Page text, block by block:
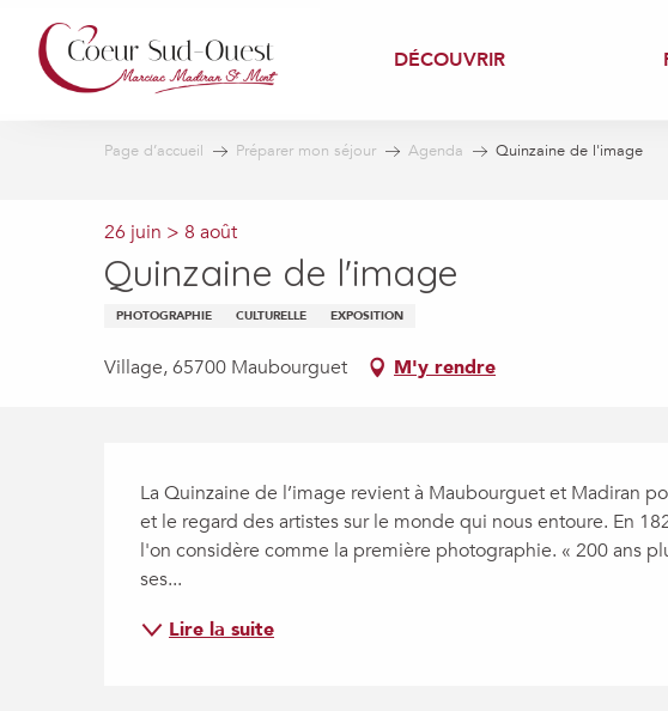
contenu
principal
DÉCOUVRIR
Page d’accueil Préparer mon séjour Agenda Quinzaine de l'image
26 juin > 8 août
Quinzaine de l'image
PHOTOGRAPHIE CULTURELLE EXPOSITION
Village, 65700 Maubourguet M'y rendre
Description
La Quinzaine de l’image revient à Maubourguet et Madiran
et le regard des artistes sur le monde qui nous entoure. En
l'on considère comme la première photographie. « 200 ans
ses...
Lire la suite